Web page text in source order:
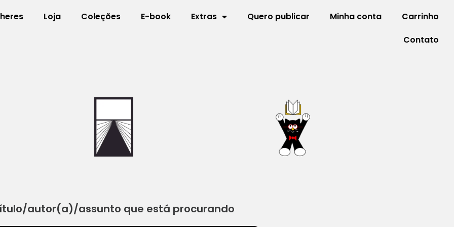
Loja Coleções E-book Extras Quero publicar Minha conta
Carrinho
Contato
autor(a)/assunto que está procurando